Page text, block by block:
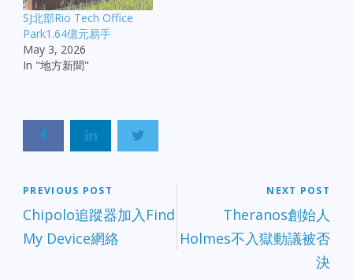
SJ北部Rio Tech Office
Park1.64億元易手
May 3, 2026
In "地方新聞"
PREVIOUS POST
Chipolo追蹤器加入Find
My Device網絡
NEXT POST
Theranos創始人
Holmes不入獄動議被否
決